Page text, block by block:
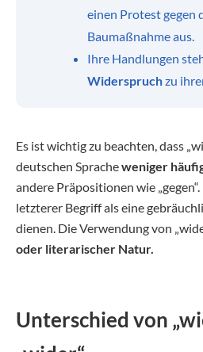
einen Protest gegen
Baumaßnahme aus.
Ihre Handlungen
Widerspruchzu
Es ist wichtig zu beachten, dass
deutschen Spracheweniger
andere Präpositionen wie
letzterer Begriff als eine
dienen. Die Verwendung von
oder literarischer Natur.
Unterschied von